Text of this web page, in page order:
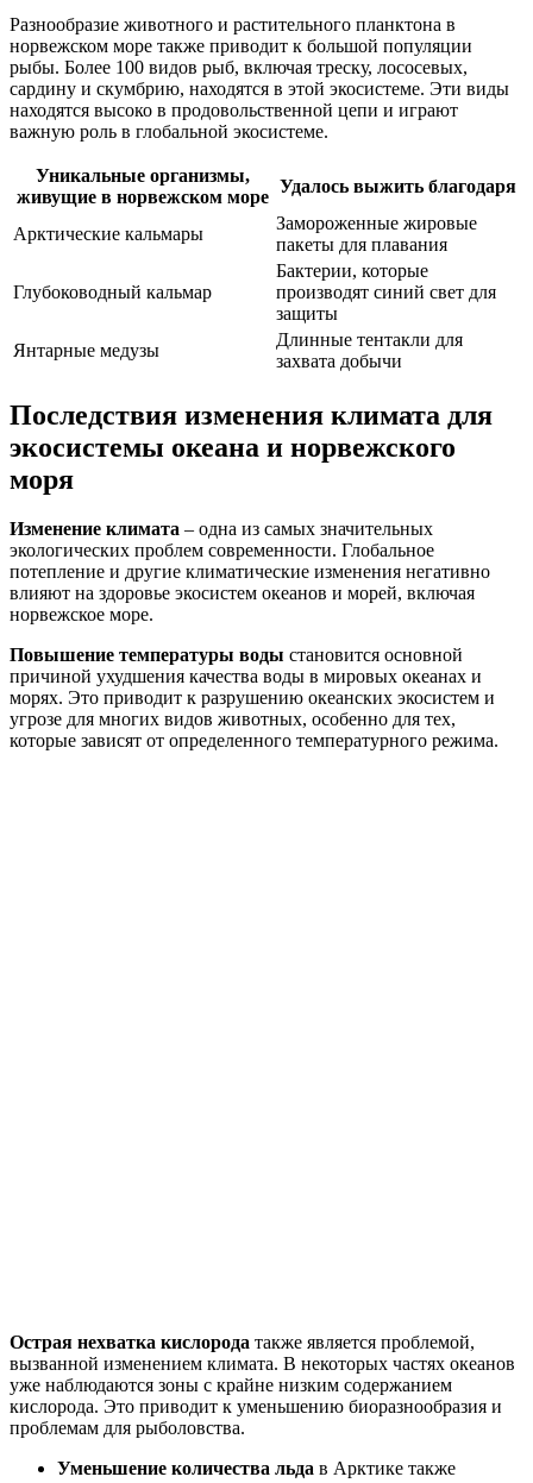
Разнообразие животного и растительного планктона в
норвежском море также приводит к большой популяции
рыбы. Более 100 видов рыб, включая треску, лососевых,
сардину и скумбрию, находятся в этой экосистеме. Эти виды
находятся высоко в продовольственной цепи и играют
важную роль в глобальной экосистеме.
Уникальные организмы,
живущие в норвежском море
Удалось выжить благодаря
Арктические кальмары
Замороженные жировые
пакеты для плавания
Глубоководный кальмар
Бактерии, которые
производят синий свет для
защиты
Янтарные медузы
Длинные тентакли для
захвата добычи
Последствия изменения климата для
экосистемы океана и норвежского
моря
Изменение климата – одна из самых значительных
экологических проблем современности. Глобальное
потепление и другие климатические изменения негативно
влияют на здоровье экосистем океанов и морей, включая
норвежское море.
Повышение температуры воды становится основной
причиной ухудшения качества воды в мировых океанах и
морях. Это приводит к разрушению океанских экосистем и
угрозе для многих видов животных, особенно для тех,
которые зависят от определенного температурного режима.
Острая нехватка кислорода также является проблемой,
вызванной изменением климата. В некоторых частях океанов
уже наблюдаются зоны с крайне низким содержанием
кислорода. Это приводит к уменьшению биоразнообразия и
проблемам для рыболовства.
Уменьшение количества льда в Арктике также